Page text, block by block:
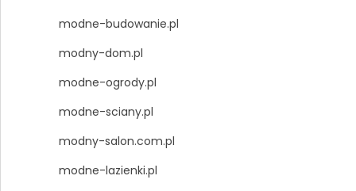
modne-budowanie.pl
modny-dom.pl
modne-ogrody.pl
modne-sciany.pl
modny-salon.com.pl
modne-lazienki.pl